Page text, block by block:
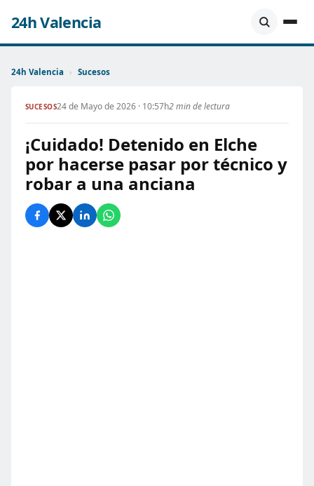
24h Valencia
24h Valencia › Sucesos
SUCESOS24 de Mayo de 2026 · 10:57h2 min de lectura
¡Cuidado! Detenido en Elche
por hacerse pasar por técnico y
robar a una anciana